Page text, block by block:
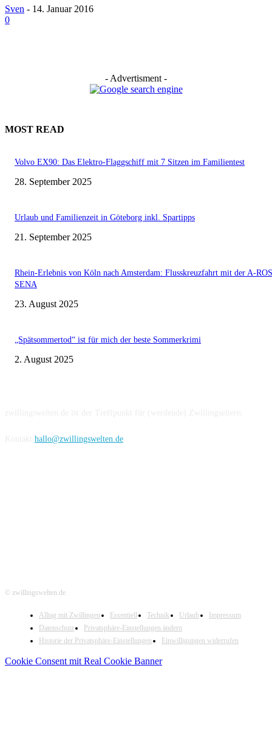
Sven - 14. Januar 2016
0
- Advertisment -
MOST READ
Volvo EX90: Das Elektro-Flaggschiff mit 7 Sitzen im Familientest
28. September 2025
Urlaub und Familienzeit in Göteborg inkl. Spartipps
21. September 2025
Rhein-Erlebnis von Köln nach Amsterdam: Flusskreuzfahrt mit der A-
SENA
23. August 2025
„Spätsommertod“ ist für mich der beste Sommerkrimi
2. August 2025
hallo@zwillingswelten.de
© zwillingswelten.de
Alltag mit Zwillingen Essentiell Technik Urlaub
Impressum
Datenschutz
Privatsphäre-Einstellungen ändern
Historie der Privatsphäre-Einstellungen
Einwilligungen widerrufen
Cookie Consent mit Real Cookie Banner